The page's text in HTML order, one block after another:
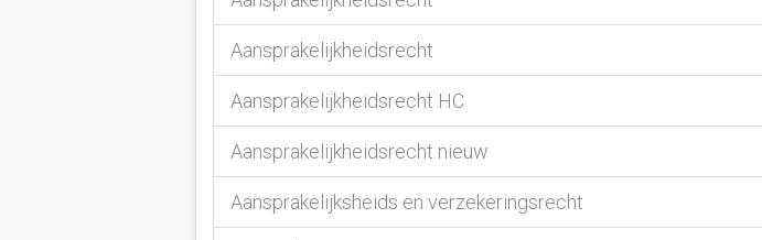
Aansprakelijkheidsrecht
Aansprakelijkheidsrecht HC
Aansprakelijkheidsrecht nieuw
Aansprakelijksheids en verzekeringsrecht